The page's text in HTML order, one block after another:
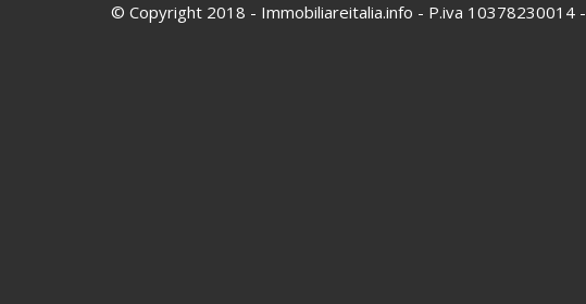
© Copyright 2018 - Immobiliareitalia.info - P.iva 10378230014 -